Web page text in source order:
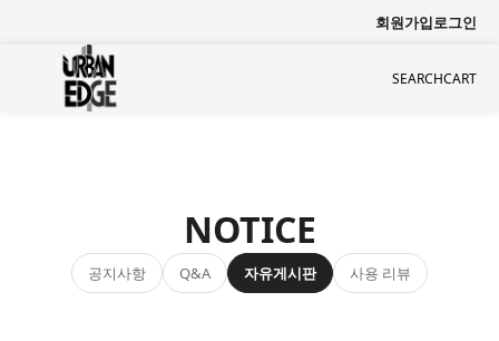
회원가입로그인
SEARCHCART
NOTICE
공지사항 Q&A 자유게시판 사용 리뷰